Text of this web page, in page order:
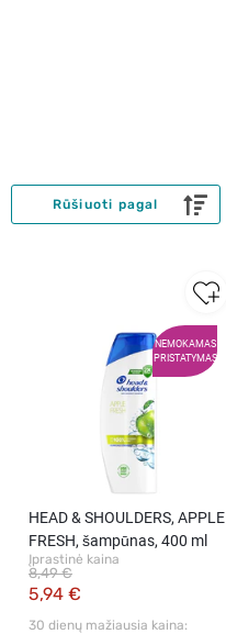
Rūšiuoti pagal
NEMOKAMAS
PRISTATYMAS
HEAD & SHOULDERS, APPLE
FRESH, šampūnas, 400 ml
Įprastinė kaina
5,94 €
8,49 €
30 dienų mažiausia kaina: